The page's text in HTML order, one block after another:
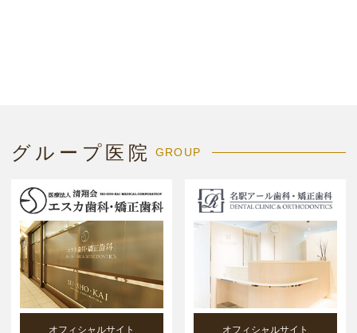
グループ医院 GROUP
オフィシャルサイト オフィシャルサイト